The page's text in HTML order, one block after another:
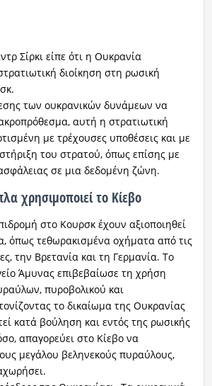
Σίρκι είπε ότι η Ουκρανία
διοίκηση στη ρωσική
των ουκρανικών δυνάμεων να
αυτή η στρατιωτική
με τρέχουσες υποθέσεις και με
του στρατού, όπως επίσης με
σε μια δεδομένη ζώνη.
χρησιμοποιεί το Κίεβο
στο Κουρσκ έχουν αξιοποιηθεί
όπως τεθωρακισμένα οχήματα από τις
την Βρετανία και τη Γερμανία. Το
Άμυνας επιβεβαίωσε τη χρήση
πυροβολικού και
το δικαίωμα της Ουκρανίας
κατά βούληση και εντός της ρωσικής
απαγορεύει στο Κίεβο να
μεγάλου βεληνεκούς πυραύλους,